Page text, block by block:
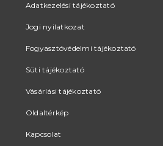
Adatkezelési tájékoztató
Jogi nyilatkozat
Fogyasztóvédelmi tájékoztató
Süti tájékoztató
Vásárlási tájékoztató
Oldaltérkép
Kapcsolat